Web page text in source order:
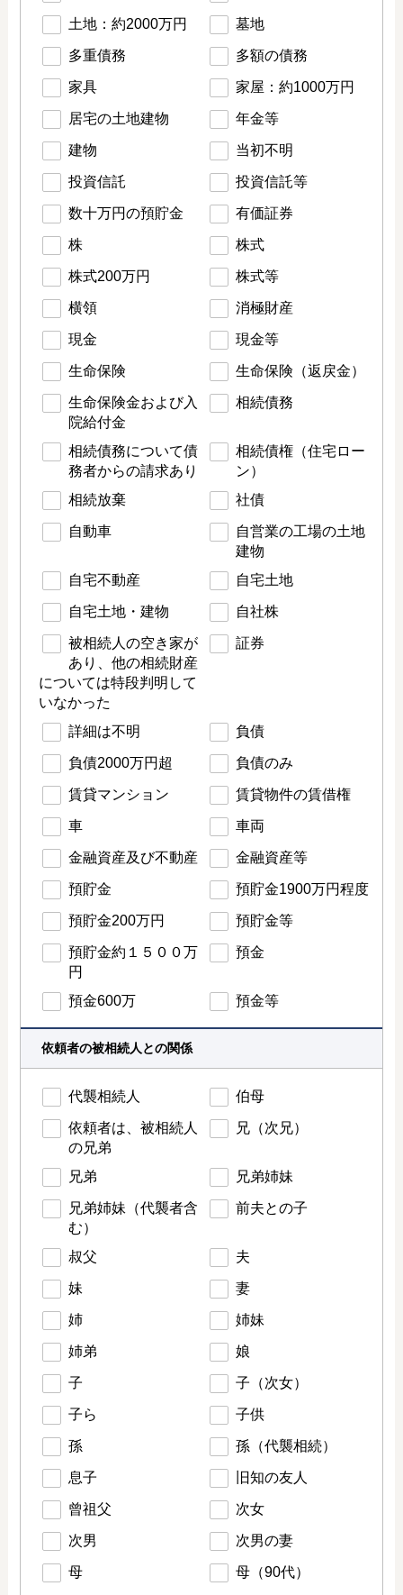
土地：約2000万円 墓地
多重債務 多額の債務
家具 家屋：約1000万円
居宅の土地建物 年金等
建物 当初不明
投資信託 投資信託等
数十万円の預貯金 有価証券
株 株式
株式200万円 株式等
横領 消極財産
現金 現金等
生命保険 生命保険（返戻金）
生命保険金および入
院給付金
相続債務
相続債務について債
務者からの請求あり
相続債権（住宅ロー
ン）
相続放棄
社債
自動車
自営業の工場の土地
建物
自宅不動産
自宅土地
自宅土地・建物 自社株
被相続人の空き家が
あり、他の相続財産
については特段判明して
いなかった
証券
詳細は不明 負債
負債2000万円超 負債のみ
賃貸マンション 賃貸物件の賃借権
車 車両
金融資産及び不動産 金融資産等
預貯金 預貯金1900万円程度
預貯金200万円 預貯金等
預貯金約１５００万
円
預金
預金600万 預金等
依頼者の被相続人との関係
代襲相続人 伯母
依頼者は、被相続人
の兄弟
兄（次兄）
兄弟 兄弟姉妹
兄弟姉妹（代襲者含
む）
前夫との子
叔父 夫
妹 妻
姉 姉妹
姉弟 娘
子 子（次女）
子ら 子供
孫 孫（代襲相続）
息子 旧知の友人
曾祖父 次女
次男 次男の妻
母 母（90代）